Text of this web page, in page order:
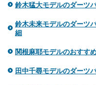
鈴木猛大モデルのダーツ
鈴木未来モデルのダーツ
細
関根麻耶モデルのおすす
田中千尋モデルのダーツ